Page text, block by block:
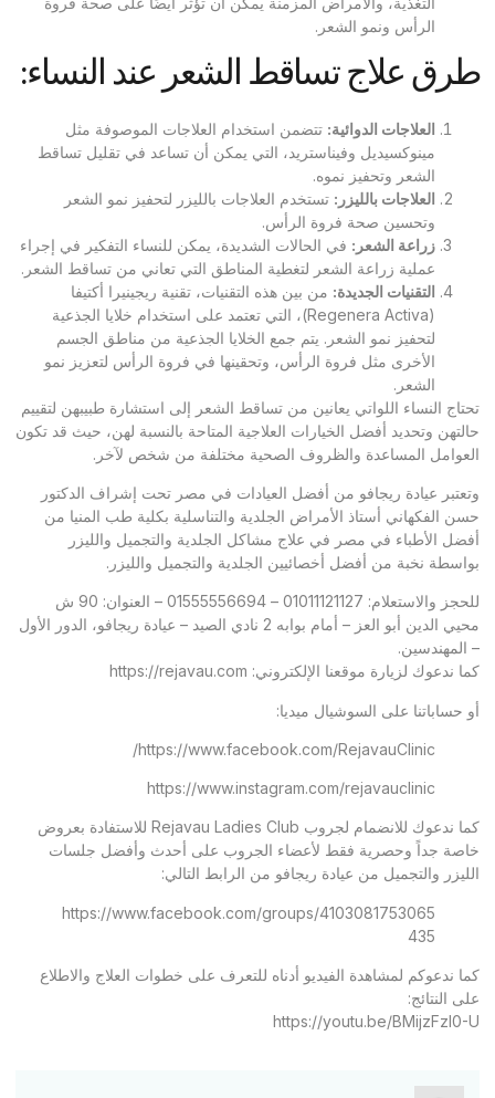
الرأس ونمو الشعر.
طرق علاج تساقط الشعر عند النساء:
العلاجات الدوائية: تتضمن استخدام العلاجات الموصوفة مثل
مينوكسيديل وفيناستريد، التي يمكن أن تساعد في تقليل تساقط
الشعر وتحفيز نموه.
العلاجات بالليزر : تستخدم العلاجات بالليزر لتحفيز نمو الشعر
وتحسين صحة فروة الرأس.
زراعة الشعر : في الحالات الشديدة، يمكن للنساء التفكير في إجراء
عملية زراعة الشعر لتغطية المناطق التي تعاني من تساقط الشعر.
التقنيات الجديدة: من بين هذه التقنيات، تقنية ريجينيرا أكتيفا
(Regenera Activa)، التي تعتمد على استخدام خلايا الجذعية
لتحفيز نمو الشعر. يتم جمع الخلايا الجذعية من مناطق الجسم
الأخرى مثل فروة الرأس، وتحقينها في فروة الرأس لتعزيز نمو
الشعر.
تحتاج النساء اللواتي يعانين من تساقط الشعر إلى استشارة طبيبهن لتقييم
حالتهن وتحديد أفضل الخيارات العلاجية المتاحة بالنسبة لهن، حيث قد تكون
العوامل المساعدة والظروف الصحية مختلفة من شخص لآخر.
وتعتبر عيادة ريجافو من أفضل العيادات في مصر تحت إشراف الدكتور
حسن الفكهاني أستاذ الأمراض الجلدية والتناسلية بكلية طب المنيا من
أفضل الأطباء في مصر في علاج مشاكل الجلدية والتجميل والليزر
بواسطة نخبة من أفضل أخصائيين الجلدية والتجميل والليزر.
للحجز والاستعلام: 01011121127 – 01555556694 – العنوان: 90 ش
محيي الدين أبو العز – أمام بوابه 2 نادي الصيد – عيادة ريجافو، الدور الأول
– المهندسين.
كما ندعوك لزيارة موقعنا الإلكتروني: https://rejavau.com
أو حساباتنا على السوشيال ميديا:
https://www.facebook.com/RejavauClinic/
https://www.instagram.com/rejavauclinic
كما ندعوك للانضمام لجروب Rejavau Ladies Club للاستفادة بعروض
خاصة جداً وحصرية فقط لأعضاء الجروب على أحدث وأفضل جلسات
الليزر والتجميل من عيادة ريجافو من الرابط التالي:
https://www.facebook.com/groups/4103081753065
435
كما ندعوكم لمشاهدة الفيديو أدناه للتعرف على خطوات العلاج والاطلاع
على النتائج:
https://youtu.be/BMijzFzl0-U